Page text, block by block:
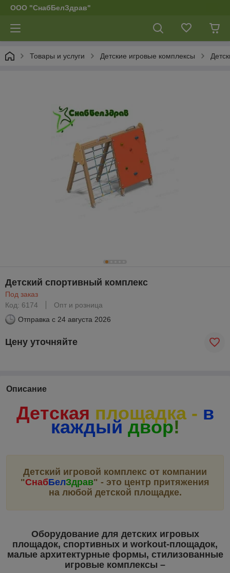
ООО "СнабБелЗдрав"
Товары и услуги Детские игровые комплексы
Детский спортивный комплекс
Под заказ
Код: 6174
Опт и розница
Отправка с 24 августа 2026
Цену уточняйте
Описание
Детская площадка - в
каждый двор!
Детский игровой комплекс от компании
"СнабБелЗдрав" - это центр притяжения
на любой детской площадке.
Оборудование для детских игровых
площадок, спортивных и workout-площадок,
малые архитектурные формы, стилизованные
игровые комплексы –